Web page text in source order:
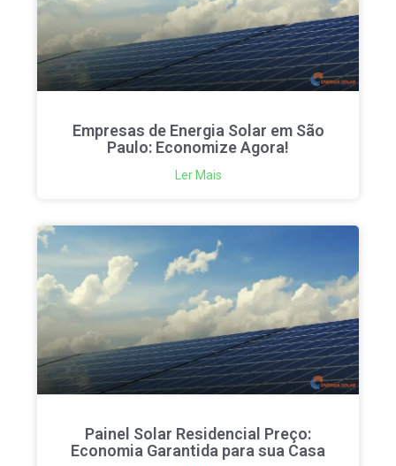
Empresas de Energia Solar em São
Paulo: Economize Agora!
Ler Mais
Painel Solar Residencial Preço:
Economia Garantida para sua Casa